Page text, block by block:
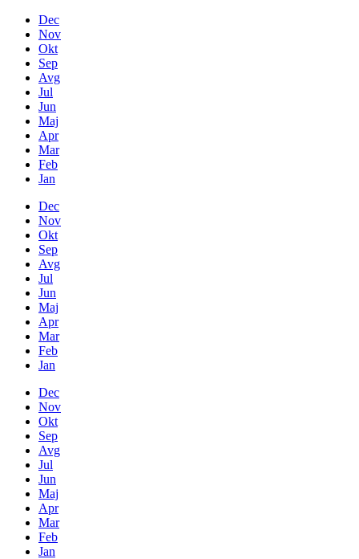
Dec
Nov
Okt
Sep
Avg
Jul
Jun
Maj
Apr
Mar
Feb
Jan
Dec
Nov
Okt
Sep
Avg
Jul
Jun
Maj
Apr
Mar
Feb
Jan
Dec
Nov
Okt
Sep
Avg
Jul
Jun
Maj
Apr
Mar
Feb
Jan